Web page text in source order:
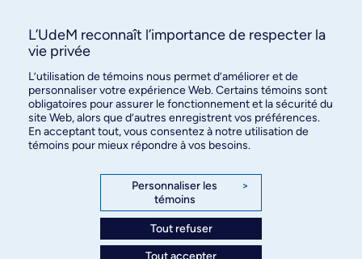
À propos / Nous joindre
Bureau des communications et
des relations publiques
3744, rue Jean-Brillant, bureau 490
Montréal (Québec) H3T 1P1
L’UdeM reconnaît l’importance de respecter la
vie privée
L’utilisation de témoins nous permet d’améliorer et de
personnaliser votre expérience Web. Certains témoins sont
obligatoires pour assurer le fonctionnement et la sécurité du
site Web, alors que d’autres enregistrent vos préférences.
En acceptant tout, vous consentez à notre utilisation de
témoins pour mieux répondre à vos besoins.
Personnaliser les
témoins
>
Tout refuser
Tout accepter